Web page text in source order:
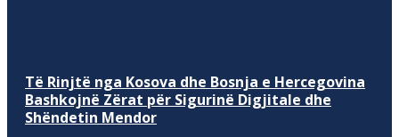
Të Rinjtë nga Kosova dhe Bosnja e Hercegovina
Bashkojnë Zërat për Sigurinë Digjitale dhe
Shëndetin Mendor